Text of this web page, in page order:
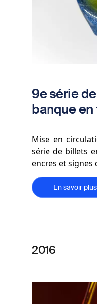
9e série
banque
Mise en
série de billets
encres et signes
En savoir plus
2016